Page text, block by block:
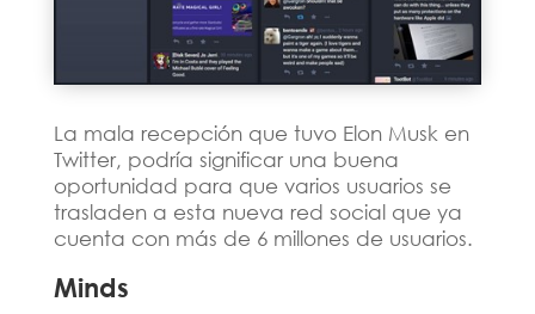
La mala recepción que tuvo Elon Musk en
Twitter, podría significar una buena
oportunidad para que varios usuarios se
trasladen a esta nueva red social que ya
cuenta con más de 6 millones de usuarios.
Minds